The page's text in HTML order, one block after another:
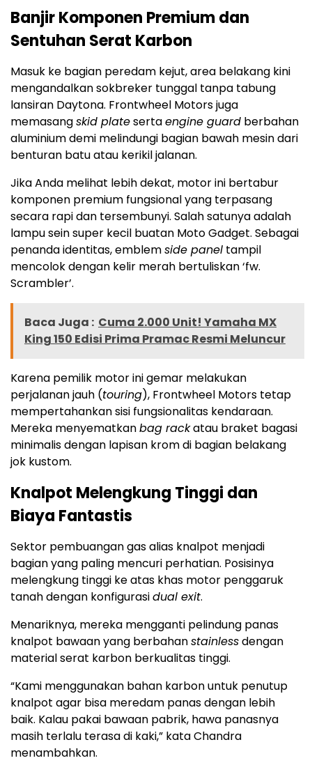
Banjir Komponen Premium dan
Sentuhan Serat Karbon
Masuk ke bagian peredam kejut, area belakang kini
mengandalkan sokbreker tunggal tanpa tabung
lansiran Daytona. Frontwheel Motors juga
memasangskid platesertaengine guard berbahan
aluminium demi melindungi bagian bawah mesin dari
benturan batu atau kerikil jalanan.
Jika Anda melihat lebih dekat, motor ini bertabur
komponen premium fungsional yang terpasang
secara rapi dan tersembunyi. Salah satunya adalah
lampu sein super kecil buatan Moto Gadget. Sebagai
penanda identitas, emblemside panel tampil
mencolok dengan kelir merah bertuliskan ‘fw.
Scrambler’.
Baca Juga : Cuma 2.000 Unit! Yamaha MX
King 150 Edisi Prima Pramac Resmi Meluncur
Karena pemilik motor ini gemar melakukan
perjalanan jauh (touring), Frontwheel Motors tetap
mempertahankan sisi fungsionalitas kendaraan.
Mereka menyematkanbag rackatau braket bagasi
minimalis dengan lapisan krom di bagian belakang
jok kustom.
Knalpot Melengkung Tinggi dan
Biaya Fantastis
Sektor pembuangan gas alias knalpot menjadi
bagian yang paling mencuri perhatian. Posisinya
melengkung tinggi ke atas khas motor penggaruk
tanah dengan konfigurasidual exit.
Menariknya, mereka mengganti pelindung panas
knalpot bawaan yang berbahanstainlessdengan
material serat karbon berkualitas tinggi.
“Kami menggunakan bahan karbon untuk penutup
knalpot agar bisa meredam panas dengan lebih
baik. Kalau pakai bawaan pabrik, hawa panasnya
masih terlalu terasa di kaki,” kata Chandra
menambahkan.